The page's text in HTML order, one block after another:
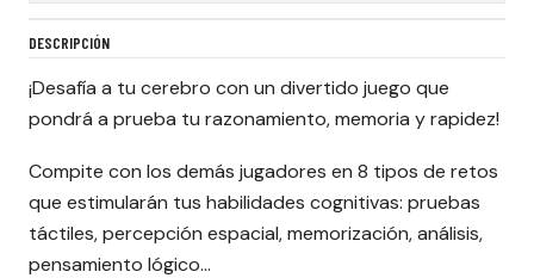
DESCRIPCIÓN
¡Desafía a tu cerebro con un divertido juego que
pondrá a prueba tu razonamiento, memoria y rapidez!
Compite con los demás jugadores en 8 tipos de retos
que estimularán tus habilidades cognitivas: pruebas
táctiles, percepción espacial, memorización, análisis,
pensamiento lógico…